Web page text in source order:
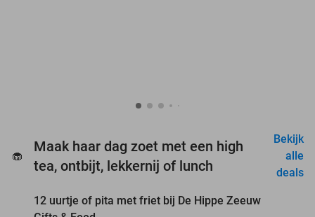
🧁
Maak haar dag zoet met een high
tea, ontbijt, lekkernij of lunch
Bekijk
alle
deals
33%
favorite_border
12 uurtje of pita met friet bij De Hippe Zeeuw